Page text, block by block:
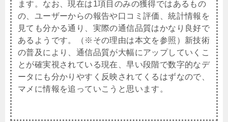
ます。なお、現在は1項目のみの獲得ではあるもの
の、ユーザーからの報告や口コミ評価、統計情報を
見ても分かる通り、実際の通信品質はかなり良好で
あるようです。（※その理由は本文を参照）新技術
の普及により、通信品質が大幅にアップしていくこ
とが確実視されている現在、早い段階で数字的なデ
ータにも分かりやすく反映されてくるはずなので、
マメに情報を追っていこうと思います。